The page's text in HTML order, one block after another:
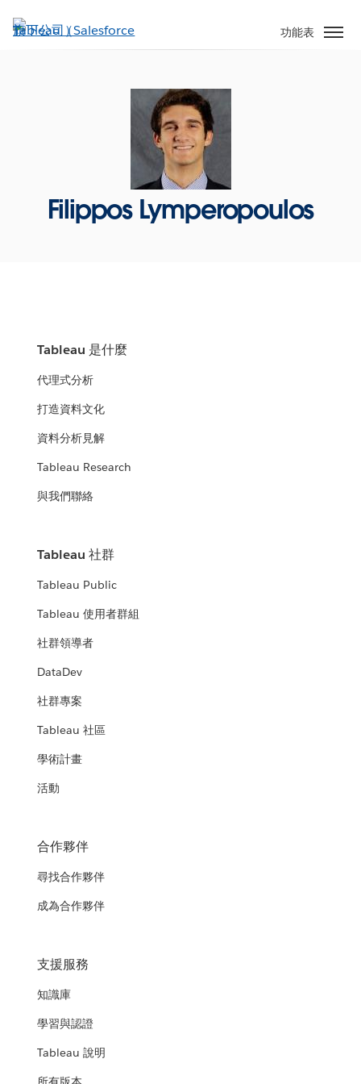
至
功能表
Filippos Lymperopoulos
Tableau 是什麼
代理式分析
打造資料文化
資料分析見解
Tableau Research
與我們聯絡
Tableau 社群
Tableau Public
Tableau 使用者群組
社群領導者
DataDev
社群專案
Tableau 社區
學術計畫
活動
合作夥伴
尋找合作夥伴
成為合作夥伴
支援服務
知識庫
學習與認證
Tableau 說明